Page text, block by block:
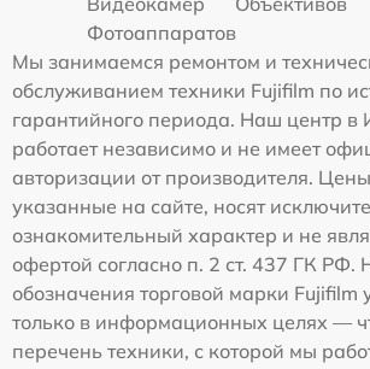
Фотоаппаратов
Мы занимаемся ремонтом и
обслуживанием техники Fujifilm по
гарантийного периода. Наш центр в
работает независимо и не имеет
авторизации от производителя.
указанные на сайте, носят
ознакомительный характер и не
офертой согласно п. 2 ст. 437 ГК РФ.
обозначения торговой марки Fujifilm
только в информационных целях —
перечень техники, с которой мы